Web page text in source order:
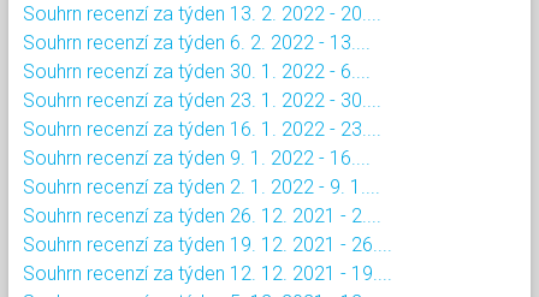
Souhrn recenzí za týden 13. 2. 2022 - 20....
Souhrn recenzí za týden 6. 2. 2022 - 13....
Souhrn recenzí za týden 30. 1. 2022 - 6....
Souhrn recenzí za týden 23. 1. 2022 - 30....
Souhrn recenzí za týden 16. 1. 2022 - 23....
Souhrn recenzí za týden 9. 1. 2022 - 16....
Souhrn recenzí za týden 2. 1. 2022 - 9. 1....
Souhrn recenzí za týden 26. 12. 2021 - 2....
Souhrn recenzí za týden 19. 12. 2021 - 26....
Souhrn recenzí za týden 12. 12. 2021 - 19....